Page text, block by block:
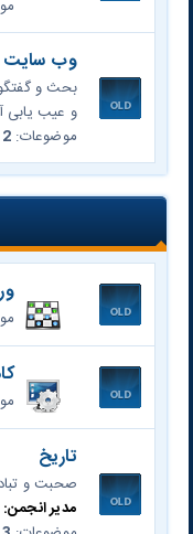
وب سایت
بحث و
و عیب یابی
موضوعات: 2
تاريخ
صحبت و
مدیر انجمن: